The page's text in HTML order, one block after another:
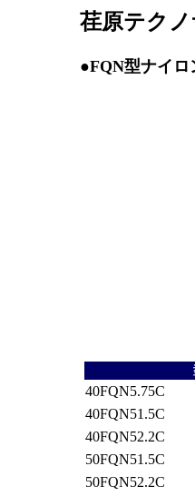
荏原テク
●FQN型ナイ
40FQN5.75C
40FQN51.5C
40FQN52.2C
50FQN51.5C
50FQN52.2C